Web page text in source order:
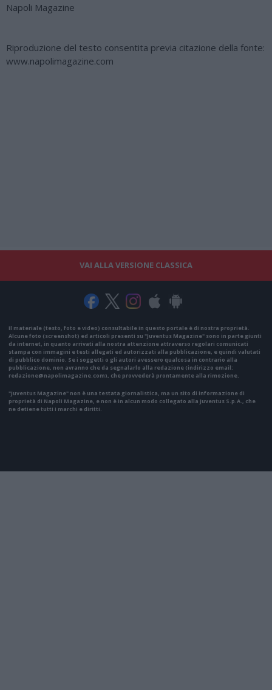
Napoli Magazine
Riproduzione del testo consentita previa citazione della fonte:
www.napolimagazine.com
VAI ALLA VERSIONE CLASSICA
Il materiale (testo, foto e video) consultabile in questo portale è di nostra proprietà.
Alcune foto (screenshot) ed articoli presenti su "Juventus Magazine" sono in parte giunti
da internet, in quanto arrivati alla nostra attenzione attraverso regolari comunicati
stampa con immagini e testi allegati ed autorizzati alla pubblicazione, e quindi valutati
di pubblico dominio. Se i soggetti o gli autori avessero qualcosa in contrario alla
pubblicazione, non avranno che da segnalarlo alla redazione (indirizzo email:
redazione@napolimagazine.com), che provvederà prontamente alla rimozione.
"Juventus Magazine" non è una testata giornalistica, ma un sito di informazione di
proprietà di Napoli Magazine, e non è in alcun modo collegato alla Juventus S.p.A., che
ne detiene tutti i marchi e diritti.